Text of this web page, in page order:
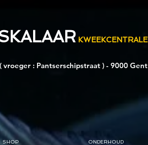
KWEEKCENTRALE
vroeger : Pantserschipstraat ) - 9000 Gent
SHOP ONDERHOUD